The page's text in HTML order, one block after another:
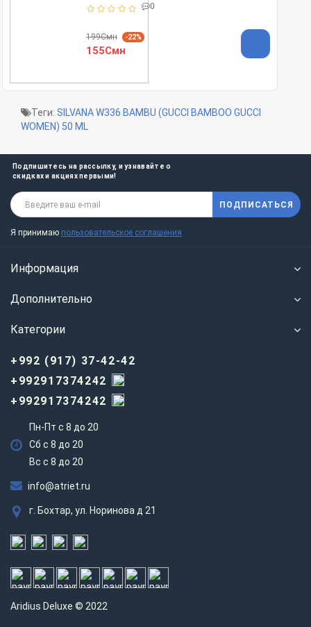
0
199Смн -22%
155Смн
Теги: SILVANA W336 BAMBU (GUCCI BAMBOO GUCCI
WOMEN) 50 ML
Подпишитесь на рассылку, и узнавайте о
скидках и акциях первыми!
ПОДПИСАТЬСЯ
Я принимаю пользовательское соглашения
Информация
Дополнительно
Категории
+992 (917) 37-42-42
+992917374242
+992917374242
Пн-Пт с 8 до 20
Сб с 8 до 20
Вс c 8 до 20
info@atriet.ru
г. Бохтар, ул. Норинова д 21
Aridius Deluxe © 2022